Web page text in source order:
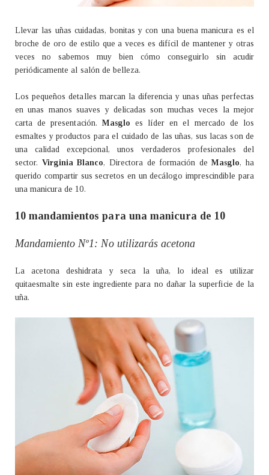
Llevar las uñas cuidadas, bonitas y con una buena manicura es el
broche de oro de estilo que a veces es difícil de mantener y otras
veces no sabemos muy bien cómo conseguirlo sin acudir
periódicamente al salón de belleza.
Los pequeños detalles marcan la diferencia y unas uñas perfectas
en unas manos suaves y delicadas son muchas veces la mejor
carta de presentación. Masglo es líder en el mercado de los
esmaltes y productos para el cuidado de las uñas, sus lacas son de
una calidad excepcional, unos verdaderos profesionales del
sector. Virginia Blanco, Directora de formación deMasglo, ha
querido compartir sus secretos en un decálogo imprescindible para
una manicura de 10.
10 mandamientos para una manicura de 10
Mandamiento Nº1: No utilizarás acetona
La acetona deshidrata y seca la uña, lo ideal es utilizar
quitaesmalte sin este ingrediente para no dañar la superficie de la
uña.